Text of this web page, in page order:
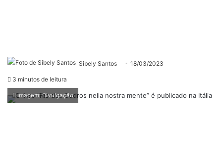
Sibely Santos 18/03/2023
3 minutos de leitura
Imagem: Divulgação